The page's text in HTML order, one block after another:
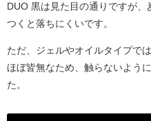
DUO 黒は見た目の通りですが
つくと落ちにくいです。
ただ、ジェルやオイルタイプで
ほぼ皆無なため、触らないよう
た。